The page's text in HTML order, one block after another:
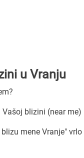
u Vranju
blizini (near me)
mene Vranje"